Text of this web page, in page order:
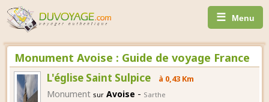
☰ Menu
Monument Avoise : Guide de voyage France
L'église Saint Sulpice à 0,43 Km
Monument sur Avoise - Sarthe